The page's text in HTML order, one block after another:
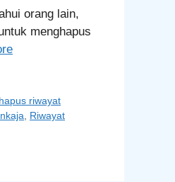
orang lain,
menghapus
riwayat
Riwayat